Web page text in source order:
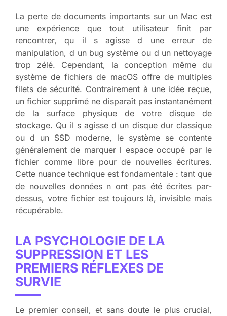
La perte de documents importants sur un Mac est
une expérience que tout utilisateur finit par
rencontrer, qu il s agisse d une erreur de
manipulation, d un bug système ou d un nettoyage
trop zélé. Cependant, la conception même du
système de fichiers de macOS offre de multiples
filets de sécurité. Contrairement à une idée reçue,
un fichier supprimé ne disparaît pas instantanément
de la surface physique de votre disque de
stockage. Qu il s agisse d un disque dur classique
ou d un SSD moderne, le système se contente
généralement de marquer l espace occupé par le
fichier comme libre pour de nouvelles écritures.
Cette nuance technique est fondamentale : tant que
de nouvelles données n ont pas été écrites par-
dessus, votre fichier est toujours là, invisible mais
récupérable.
LA PSYCHOLOGIE DE LA
SUPPRESSION ET LES
PREMIERS RÉFLEXES DE
SURVIE
Le premier conseil, et sans doute le plus crucial,